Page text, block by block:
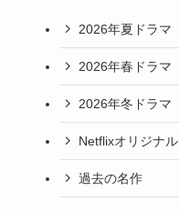
2026年夏ドラマ
2026年春ドラマ
2026年冬ドラマ
Netflixオリジナル
過去の名作